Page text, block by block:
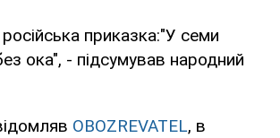
приказка:"У семи
ока", - підсумував народний
OBOZREVATEL, в